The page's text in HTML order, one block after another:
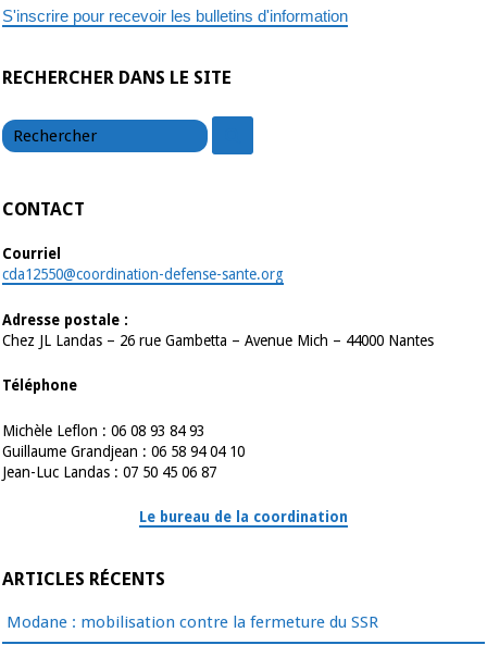
S'inscrire pour recevoir les bulletins d'information
RECHERCHER DANS LE SITE
CONTACT
Courriel
cda12550@coordination-defense-sante.org
Adresse postale :
Chez JL Landas – 26 rue Gambetta – Avenue Mich – 44000 Nantes
Téléphone
Michèle Leflon : 06 08 93 84 93
Guillaume Grandjean : 06 58 94 04 10
Jean-Luc Landas : 07 50 45 06 87
Le bureau de la coordination
ARTICLES RÉCENTS
Modane : mobilisation contre la fermeture du SSR